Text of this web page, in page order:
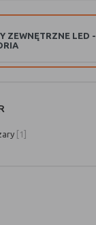
ZEWNĘTRZNE LED -
[1]